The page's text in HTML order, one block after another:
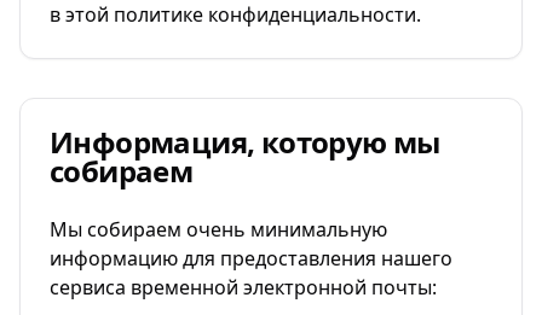
в этой политике конфиденциальности.
Информация, которую мы
собираем
Мы собираем очень минимальную
информацию для предоставления нашего
сервиса временной электронной почты: